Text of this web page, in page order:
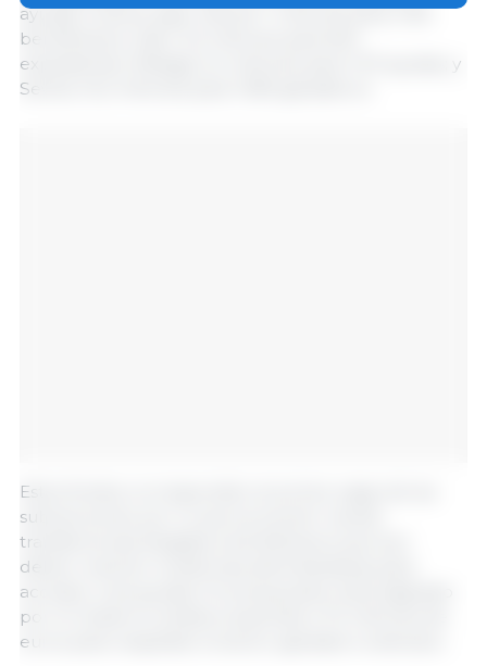
ayudas; Huelva, algo más de 7 millones para 1.616
beneficiarios; Jaén, 3,5 millones para 640
expedientes; Málaga, 5,4 millones para 1.101 ayudas; y
Sevilla, 10,2 millones para 1.583 ganaderos.
Estos fondos corresponden al primer pago de las
subvenciones, por lo que se prevén nuevas
transferencias dirigidas a beneficiarios que aún
deben resolver incidencias administrativas para
acceder a las ayudas. El presupuesto total asignado
por el Gobierno andaluz asciende a 75 millones de
euros para respaldar al sector ganadero extensivo.